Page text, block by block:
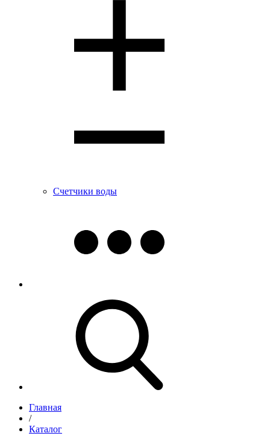
Счетчики воды
Главная
/
Каталог